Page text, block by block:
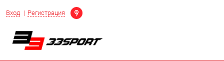
Вход Регистрация
Определение